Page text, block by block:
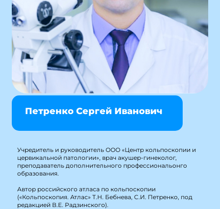
Петренко Сергей Иванович
Учредитель и руководитель ООО «Центр кольпоскопии и
цервикальной патологии», врач акушер-гинеколог,
преподаватель дополнительного профессиональонго
образования.
Автор российского атласа по кольпоскопии
(«Кольпоскопия. Атлас» Т.Н. Бебнева, С.И. Петренко, под
редакцией В.Е. Радзинского).